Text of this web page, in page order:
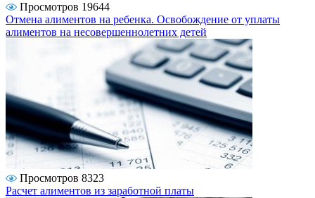
Просмотров 19644
Отмена алиментов на ребенка. Освобождение от уплаты
алиментов на несовершеннолетних детей
Просмотров 8323
Расчет алиментов из заработной платы